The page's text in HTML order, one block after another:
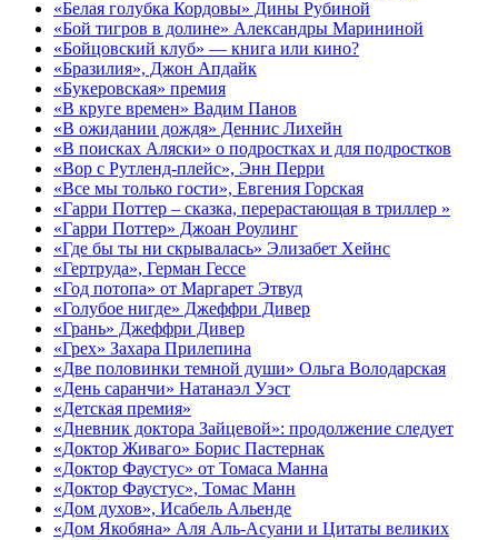
«Белая голубка Кордовы» Дины Рубиной
«Бой тигров в долине» Александры Марининой
«Бойцовский клуб» — книга или кино?
«Бразилия», Джон Апдайк
«Букеровская» премия
«В круге времен» Вадим Панов
«В ожидании дождя» Деннис Лихейн
«В поисках Аляски» о подростках и для подростков
«Вор с Рутленд-плейс», Энн Перри
«Все мы только гости», Евгения Горская
«Гарри Поттер – сказка, перерастающая в триллер »
«Гарри Поттер» Джоан Роулинг
«Где бы ты ни скрывалась» Элизабет Хейнс
«Гертруда», Герман Гессе
«Год потопа» от Маргарет Этвуд
«Голубое нигде» Джеффри Дивер
«Грань» Джеффри Дивер
«Грех» Захара Прилепина
«Две половинки темной души» Ольга Володарская
«День саранчи» Натанаэл Уэст
«Детская премия»
«Дневник доктора Зайцевой»: продолжение следует
«Доктор Живаго» Борис Пастернак
«Доктор Фаустус» от Томаса Манна
«Доктор Фаустус», Томас Манн
«Дом духов», Исабель Альенде
«Дом Якобяна» Аля Аль-Асуани и Цитаты великих